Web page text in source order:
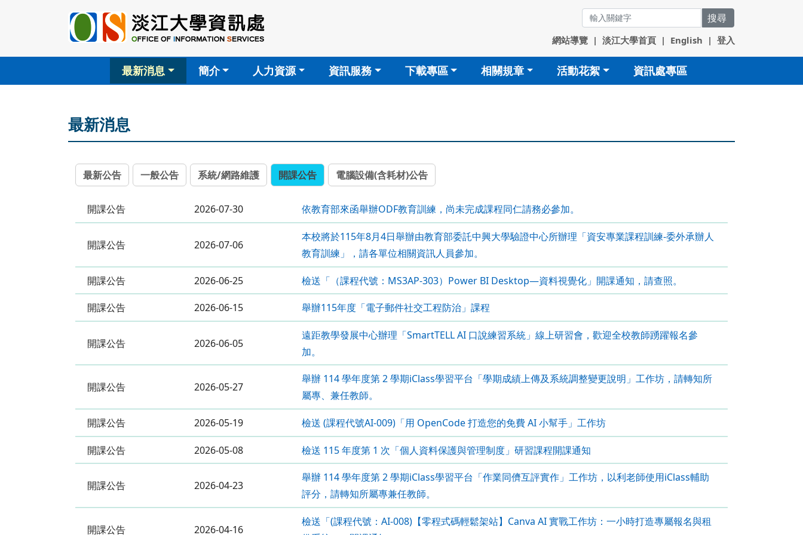
搜尋
網站導覽 | 淡江大學首頁 | English | 登入
最新消息 簡介 人力資源 資訊服務 下載專區 相關規章 活動花絮 資訊處專區
最新消息
最新公告 一般公告 系統/網路維護 開課公告 電腦設備(含耗材)公告
開課公告 2026-07-30 依教育部來函舉辦ODF教育訓練，尚未完成課程同仁請務必參加。
開課公告 2026-07-06
本校將於115年8月4日舉辦由教育部委託中興大學驗證中心所辦理「資安專業課程訓練-委外承辦人
教育訓練」，請各單位相關資訊人員參加。
開課公告 2026-06-25 檢送「（課程代號：MS3AP-303）Power BI Desktop—資料視覺化」開課通知，請查照。
開課公告 2026-06-15 舉辦115年度「電子郵件社交工程防治」課程
開課公告 2026-06-05
遠距教學發展中心辦理「SmartTELL AI 口說練習系統」線上研習會，歡迎全校教師踴躍報名參
加。
開課公告 2026-05-27
舉辦 114 學年度第 2 學期iClass學習平台「學期成績上傳及系統調整變更說明」工作坊，請轉知所
屬專、兼任教師。
開課公告 2026-05-19 檢送 (課程代號AI-009)「用 OpenCode 打造您的免費 AI 小幫手」工作坊
開課公告 2026-05-08 檢送 115 年度第 1 次「個人資料保護與管理制度」研習課程開課通知
開課公告 2026-04-23
舉辦 114 學年度第 2 學期iClass學習平台「作業同儕互評實作」工作坊，以利老師使用iClass輔助
評分，請轉知所屬專兼任教師。
開課公告 2026-04-16
檢送「(課程代號：AI-008)【零程式碼輕鬆架站】Canva AI 實戰工作坊：一小時打造專屬報名與租